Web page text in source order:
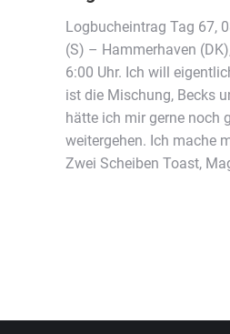
Logbucheintrag Tag 67,
(S) – Hammerhaven
6:00 Uhr. Ich will
ist die Mischung, Becks
hätte ich mir gerne noch
weitergehen. Ich mache
Zwei Scheiben Toast,